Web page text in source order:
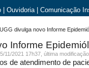
Ouvidoria Comunicação
divulga novo Informe
Informe
11/2021 17h37,última modificação
de atendimento de